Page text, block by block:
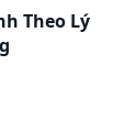
Theo Lý